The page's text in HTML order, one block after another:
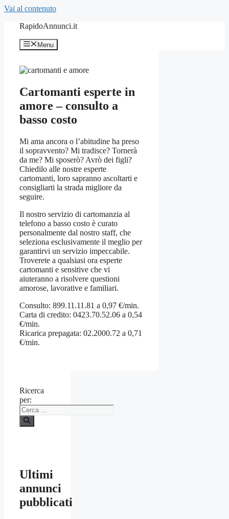
Vai al contenuto
RapidoAnnunci.it
Menu
Cartomanti esperte in
amore – consulto a
basso costo
Mi ama ancora o l’abitudine ha preso
il sopravvento? Mi tradisce? Tornerà
da me? Mi sposerò? Avrò dei figli?
Chiedilo alle nostre esperte
cartomanti, loro sapranno ascoltarti e
consigliarti la strada migliore da
seguire.
Il nostro servizio di cartomanzia al
telefono a basso costo è curato
personalmente dal nostro staff, che
seleziona esclusivamente il meglio per
garantirvi un servizio impeccabile.
Troverete a qualsiasi ora esperte
cartomanti e sensitive che vi
aiuteranno a risolvere questioni
amorose, lavorative e familiari.
Consulto: 899.11.11.81 a 0,97 €/min.
Carta di credito: 0423.70.52.06 a 0,54
€/min.
Ricarica prepagata: 02.2000.72 a 0,71
€/min.
Ricerca
per:
Ultimi
annunci
pubblicati